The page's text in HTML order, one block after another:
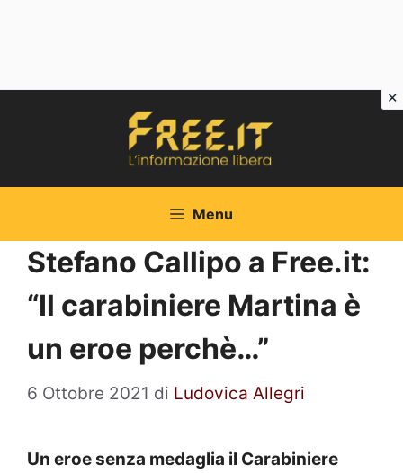
Menu
Stefano Callipo a Free.it:
“Il carabiniere Martina è
un eroe perchè…”
6 Ottobre 2021 di Ludovica Allegri
Un eroe senza medaglia il Carabiniere